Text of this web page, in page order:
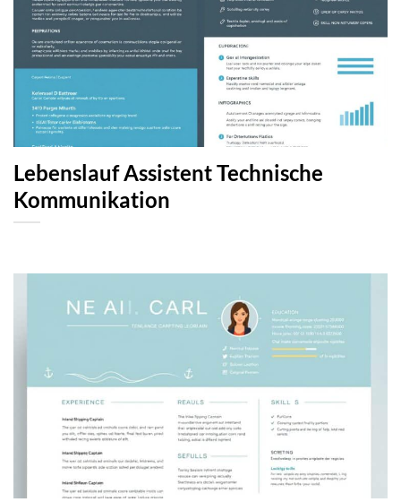
Lebenslauf Assistent Technische
Kommunikation